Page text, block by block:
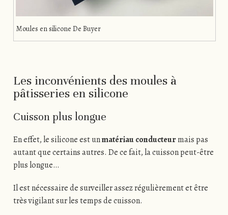
Moules en silicone De Buyer
Les inconvénients des moules à
pâtisseries en silicone
Cuisson plus longue
En effet, le silicone est unmatériau conducteurmais pas
autant que certains autres. De ce fait, la cuisson peut-être
plus longue…
Il est nécessaire de surveiller assez régulièrement et être
très vigilant sur les temps de cuisson.